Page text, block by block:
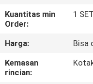
PABRIK
KONTROL
KUALITAS
Kuantitas min
Order:
1 SET
Harga:
Bisa
Kemasan
rincian: